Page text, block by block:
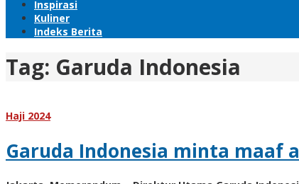
Inspirasi
Kuliner
Indeks Berita
Tag: Garuda Indonesia
Haji 2024
Garuda Indonesia minta maaf